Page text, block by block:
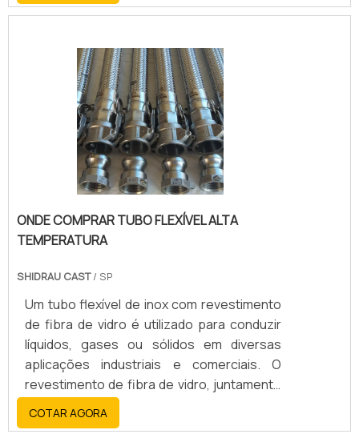
ONDE COMPRAR TUBO FLEXÍVEL ALTA
TEMPERATURA
SHIDRAU CAST/ SP
Um tubo flexível de inox com revestimento
de fibra de vidro é utilizado para conduzir
líquidos, gases ou sólidos em diversas
aplicações industriais e comerciais. O
revestimento de fibra de vidro, juntamente
com o aço inoxidável, oferece alta
resistência, durabilidade, flexibilidade e
COTAR AGORA